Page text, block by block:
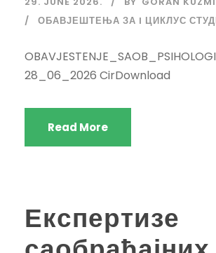
ОБАВЈЕШТЕЊА ЗА I ЦИКЛУС
28_06_2026 CirDownload
Read More
Експертизе